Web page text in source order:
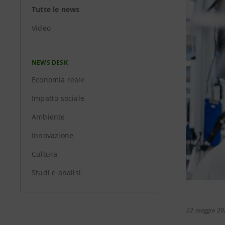
Tutte le news
Video
NEWS DESK
Economia reale
Impatto sociale
Ambiente
Innovazione
Cultura
Studi e analisi
22 maggio